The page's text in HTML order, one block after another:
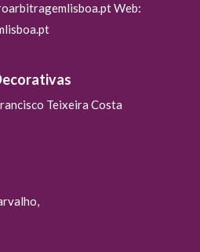
Web:
Teixeira Costa